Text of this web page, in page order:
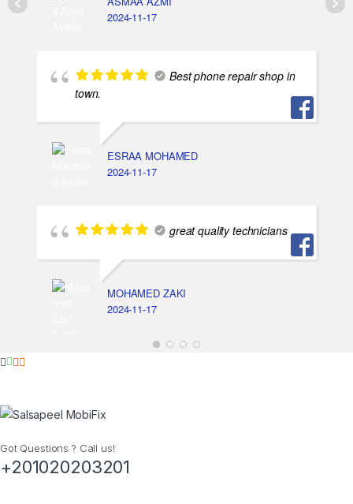
2024-11-17
Best phone repair shop in
town.
ESRAA MOHAMED
2024-11-17
great quality technicians
MOHAMED ZAKI
2024-11-17
Got Questions ? Call us!
+201020203201